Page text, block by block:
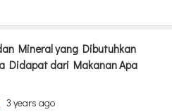
Mineral yang Dibutuhkan
Didapat dari Makanan Apa
3 years ago